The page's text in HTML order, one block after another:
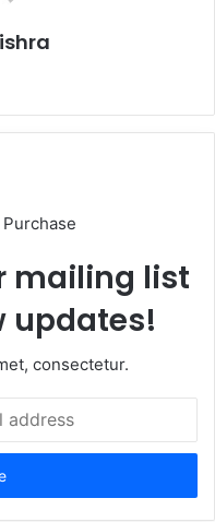
mailing list
updates!
consectetur.